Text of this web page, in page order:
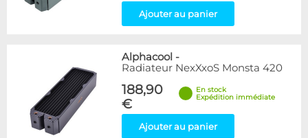
Ajouter au panier
Alphacool -
Radiateur NexXxoS Monsta 420
188,90
€
En stock
Expédition immédiate
Ajouter au panier